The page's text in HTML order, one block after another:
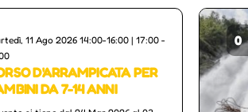
11 Ago 2026 14:00-16:00 | 17:00 -
D'ARRAMPICATA PER
DA 7-14 ANNI
0
Sport